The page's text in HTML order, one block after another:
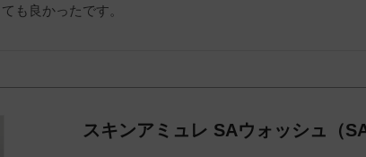
も良かったです。
スキンアミュレ SAウォッシュ（